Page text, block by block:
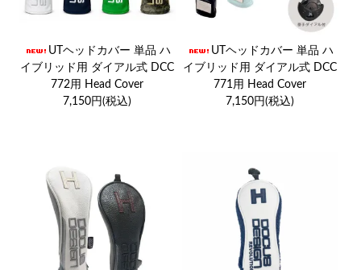
UTヘッドカバー 単品 ハ
イブリッド用 ダイアル式 DCC
772用 Head Cover
7,150円(税込)
UTヘッドカバー 単品 ハ
イブリッド用 ダイアル式 DCC
771用 Head Cover
7,150円(税込)